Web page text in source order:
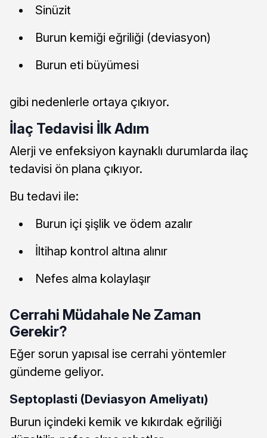
Sinüzit
Burun kemiği eğriliği (deviasyon)
Burun eti büyümesi
gibi nedenlerle ortaya çıkıyor.
İlaç Tedavisi İlk Adım
Alerji ve enfeksiyon kaynaklı durumlarda ilaç
tedavisi ön plana çıkıyor.
Bu tedavi ile:
Burun içi şişlik ve ödem azalır
İltihap kontrol altına alınır
Nefes alma kolaylaşır
Cerrahi Müdahale Ne Zaman
Gerekir?
Eğer sorun yapısal ise cerrahi yöntemler
gündeme geliyor.
Septoplasti (Deviasyon Ameliyatı)
Burun içindeki kemik ve kıkırdak eğriliği